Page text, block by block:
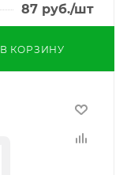
87 руб./шт
В КОРЗИНУ